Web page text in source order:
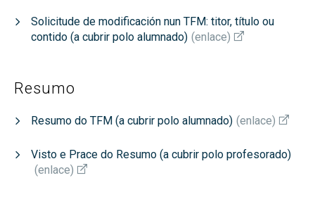
Solicitude de modificación nun TFM: titor, título ou
contido (a cubrir polo alumnado) (enlace)
Resumo
Resumo do TFM (a cubrir polo alumnado) (enlace)
Visto e Prace do Resumo (a cubrir polo profesorado)
(enlace)